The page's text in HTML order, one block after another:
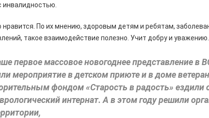
инвалидностью.
нравится. По их мнению, здоровым детям и ребятам,
такое взаимодействие полезно. Учит добру и уважению.
первое массовое новогоднее представление
мероприятие в детском приюте и в доме
фондом «Старость в радость» ездили
интернат. А в этом году решили